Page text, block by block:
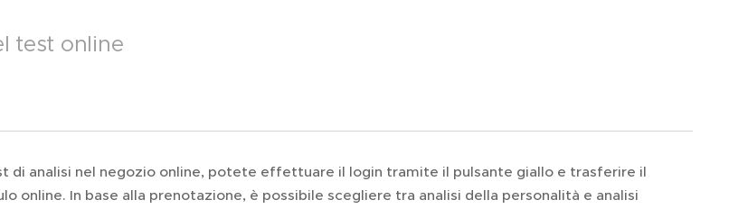
test online
di analisi nel negozio online, potete effettuare il login tramite il pulsante giallo e trasferire il
online. In base alla prenotazione, è possibile scegliere tra analisi della personalità e analisi